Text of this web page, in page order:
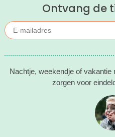
Ontvang de
Nachtje, weekendje of
zorgen voor